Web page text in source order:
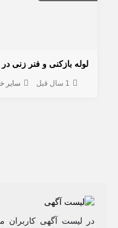
لوله بازکنی و فنر زنی
1 سال قبل سایر
در لیست آگهی کاربران